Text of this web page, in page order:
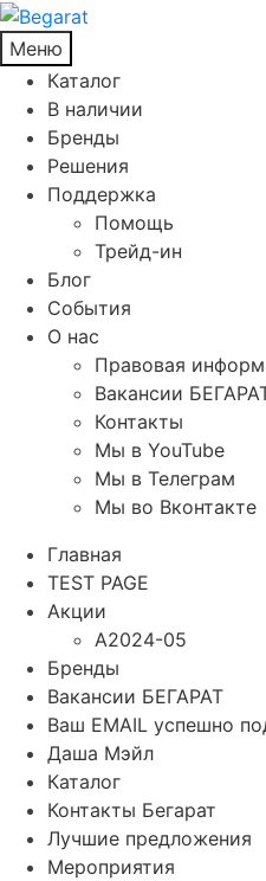
Меню
Каталог
В наличии
Бренды
Решения
Поддержка
Помощь
Трейд-ин
Блог
События
О нас
Правовая
Вакансии
Контакты
Мы в YouTube
Мы в Телеграм
Мы во Вконтакте
Главная
TEST PAGE
Акции
A2024-05
Бренды
Вакансии БЕГАРАТ
Ваш EMAIL успешно
Даша Мэйл
Каталог
Контакты Бегарат
Лучшие предложения
Мероприятия